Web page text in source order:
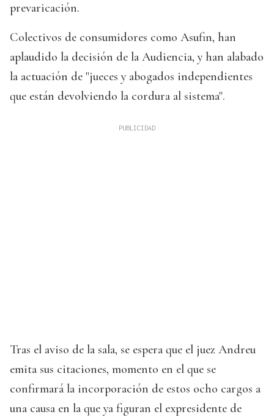
prevaricación.
Colectivos de consumidores como Asufin, han
aplaudido la decisión de la Audiencia, y han alabado
la actuación de "jueces y abogados independientes
que están devolviendo la cordura al sistema".
Tras el aviso de la sala, se espera que el juez Andreu
emita sus citaciones, momento en el que se
confirmará la incorporación de estos ocho cargos a
una causa en la que ya figuran el expresidente de